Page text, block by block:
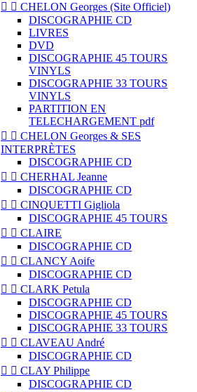
  CHELON Georges (Site Officiel)
DISCOGRAPHIE CD
LIVRES
DVD
DISCOGRAPHIE 45 TOURS
VINYLS
DISCOGRAPHIE 33 TOURS
VINYLS
PARTITION EN
TELECHARGEMENT pdf
  CHELON Georges & SES
INTERPRÈTES
DISCOGRAPHIE CD
  CHERHAL Jeanne
DISCOGRAPHIE CD
  CINQUETTI Gigliola
DISCOGRAPHIE 45 TOURS
  CLAIRE
DISCOGRAPHIE CD
  CLANCY Aoife
DISCOGRAPHIE CD
  CLARK Petula
DISCOGRAPHIE CD
DISCOGRAPHIE 45 TOURS
DISCOGRAPHIE 33 TOURS
  CLAVEAU André
DISCOGRAPHIE CD
  CLAY Philippe
DISCOGRAPHIE CD